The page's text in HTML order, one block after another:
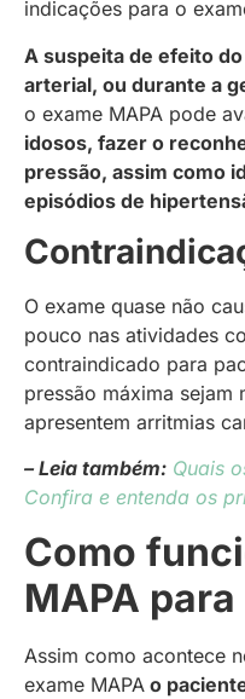
indicações para o
A suspeita de efeito
arterial, ou durante a
o exame MAPA pode
idosos, fazer o
pressão, assim como
episódios de
O exame quase não
pouco nas atividades
contraindicado para
pressão máxima sejam
apresentem arritmias
– Leia também: Quais
Confira e entenda os
Como
MAPA
Assim como acontece
exame MAPA o